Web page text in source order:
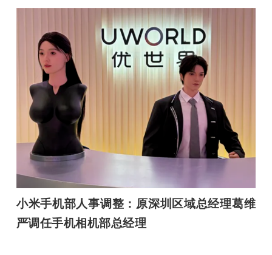
小米手机部人事调整：原深圳区域总经理葛维
严调任手机相机部总经理